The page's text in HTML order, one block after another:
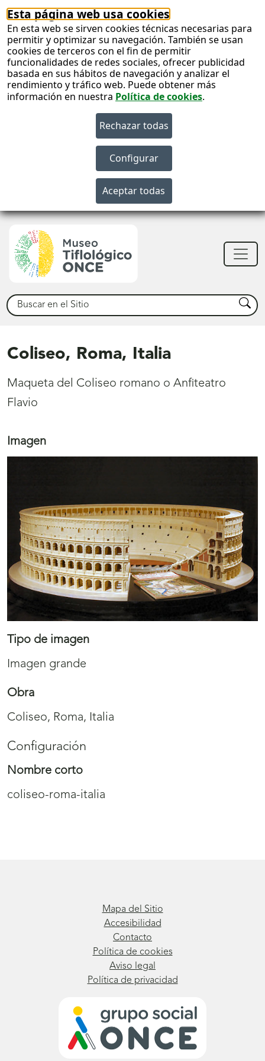
Esta página web usa cookies
En esta web se sirven cookies técnicas necesarias para
permitir y optimizar su navegación. También se usan
cookies de terceros con el fin de permitir
funcionalidades de redes sociales, ofrecer publicidad
basada en sus hábitos de navegación y analizar el
rendimiento y tráfico web. Puede obtener más
información en nuestra Política de cookies.
Buscar Buscar
Coliseo, Roma, Italia
Maqueta del Coliseo romano o Anfiteatro
Flavio
Imagen
Tipo de imagen
Imagen grande
Obra
Coliseo, Roma, Italia
Configuración
Nombre corto
coliseo-roma-italia
Mapa del Sitio
Accesibilidad
Contacto
Política de cookies
Aviso legal
Política de privacidad